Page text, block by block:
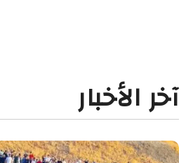
آخر الأخبار